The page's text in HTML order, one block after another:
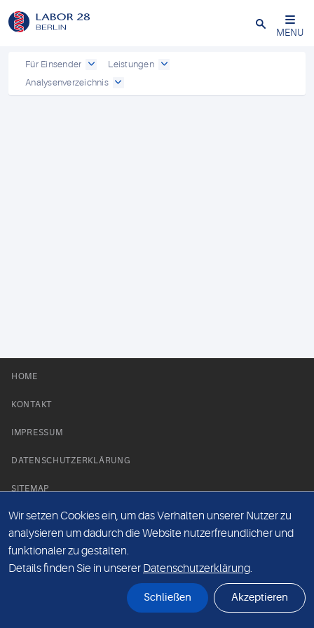
Schließen
MENU
Für Einsender
Leistungen
Analysenverzeichnis
HOME
KONTAKT
IMPRESSUM
DATENSCHUTZERKLÄRUNG
SITEMAP
NEWS PARTNER
Wir setzen Cookies ein, um das Verhalten unserer Nutzer zu
analysieren um dadurch die Website nutzerfreundlicher und
funktionaler zu gestalten.
Details finden Sie in unserer Datenschutzerklärung.
Schließen Akzeptieren